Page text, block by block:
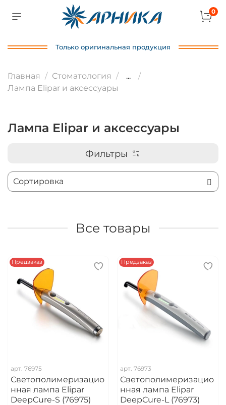
0
Только оригинальная продукция
Главная Стоматология
...
Лампа Elipar и аксессуары
Лампа Elipar и аксессуары
Фильтры
Все товары
Предзаказ
арт. 76975
Светополимеризацио
нная лампа Elipar
DeepCure-S (76975)
Предзаказ
арт. 76973
Светополимеризацио
нная лампа Elipar
DeepCure-L (76973)